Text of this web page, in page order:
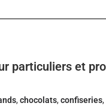
particuliers et
,chocolats,confiseries